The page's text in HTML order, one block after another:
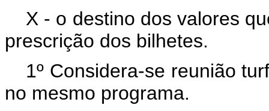
X - o destino dos valores
prescrição dos bilhetes.
1º Considera-se reunião
no mesmo programa.